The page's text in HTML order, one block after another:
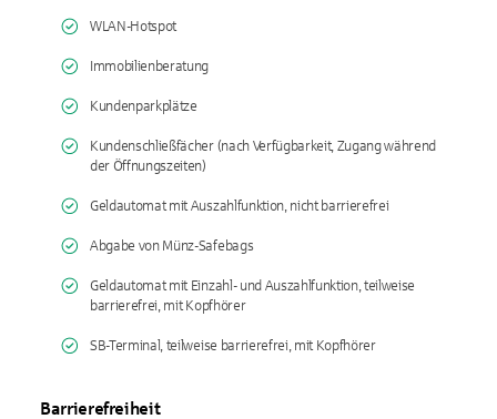
WLAN-Hotspot
Immobilienberatung
Kundenparkplätze
Kundenschließfächer (nach Verfügbarkeit, Zugang während
der Öffnungszeiten)
Geldautomat mit Auszahlfunktion, nicht barrierefrei
Abgabe von Münz-Safebags
Geldautomat mit Einzahl- und Auszahlfunktion, teilweise
barrierefrei, mit Kopfhörer
SB-Terminal, teilweise barrierefrei, mit Kopfhörer
Barrierefreiheit